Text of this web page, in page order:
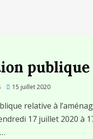
publique
Posted
15 juillet 2020
relative à
17 juillet 2020 à